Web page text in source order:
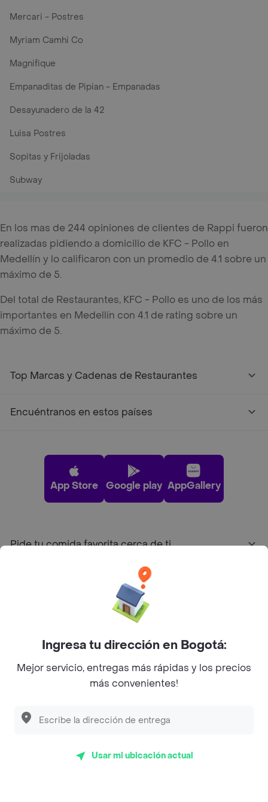
Mercari - Postres
Myriam Camhi Co
Magnifique
Empanaditas de Pipian - Empanadas
Desayunadero de la 42
Luisa Postres
Sopitas y Frijoladas
Subway
En los mas de 244 opiniones de clientes de Rappi fueron
realizadas pidiendo a domicilio de KFC - Pollo en
Medellín y lo calificaron con un promedio de 4.1 sobre un
máximo de 5.
Del total de Restaurantes, KFC - Pollo es uno de los más
importantes en Medellín con 4.1 de rating sobre un
máximo de 5.
Top Marcas y Cadenas de Restaurantes
Encuéntranos en estos países
App Store Google play AppGallery
Pide tu comida favorita cerca de ti
Sobre Rappi
Facebook
Twitter
Instagram
©2026Rappi Inc. All rights reserved.
Ingresa tu dirección en Bogotá:
Mejor servicio, entregas más rápidas y los precios
más convenientes!
Usar mi ubicación actual